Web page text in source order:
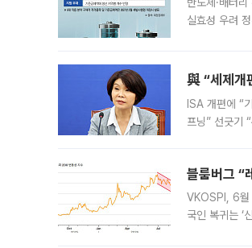
실효성 우려
與 “세제개
ISA 개편에 “
프닝” 선긋기
블룸버그 “
VKOSPI, 6월
국인 복귀는 ‘